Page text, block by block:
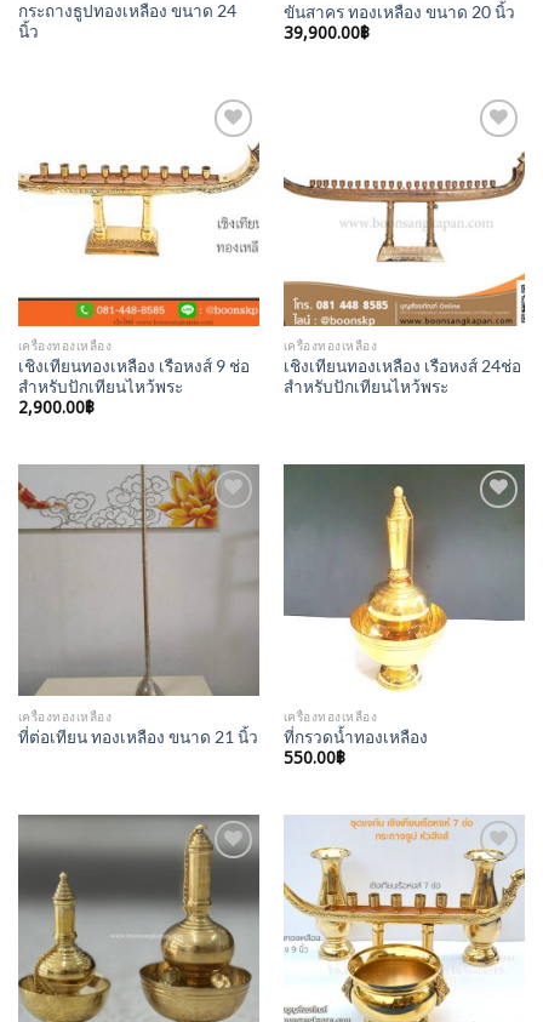
กระถางธูปทองเหลือง ขนาด 24
นิ้ว
ขันสาคร ทองเหลือง ขนาด 20 นิ้ว
39,900.00฿
Wishlist
เครื่องทองเหลือง
เชิงเทียนทองเหลือง เรือหงส์ 9 ช่อ
สำหรับปักเทียนไหว้พระ
2,900.00฿
Wishlist
เครื่องทองเหลือง
เชิงเทียนทองเหลือง เรือหงส์ 24ช่อ
สำหรับปักเทียนไหว้พระ
Add to
เครื่องทองเหลือง
ที่ต่อเทียน ทองเหลือง ขนาด 21 นิ้ว
เครื่องทองเหลือง
ที่กรวดน้ำทองเหลือง
550.00฿
Add to
Add to
Wishlist